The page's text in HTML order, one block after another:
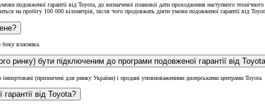
Від
подовженої гарантії від Toyota, до визначеної планової дати проходження наступного
на пробігу 100 000 кілометрів, після чого продовжать діяти умови подовженої гарантії від
для мене?
боку власника.
(призначені для ринку України) і продані уповноваженими дилерськими центрами Toyota
від Toyota?